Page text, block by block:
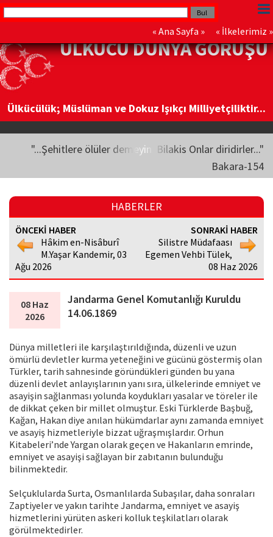
« Ana Sayfa » « İlkelerimiz »
ÜLKÜCÜ DÜNYA GÖRÜŞÜ
Ülkücülük; Müslüman ve Dokuz Işıkçı Milliyetçiliktir...
"...Şehitlere ölüler demeyin. Bilakis Onlar diridirler..."
Bakara-154
HABERLER
ÖNCEKİ HABER
Hâkim en-Nisâburî
M.Yaşar Kandemir, 03
Ağu 2026
SONRAKİ HABER
Silistre Müdafaası
Egemen Vehbi Tülek,
08 Haz 2026
08 Haz
2026
Jandarma Genel Komutanlığı Kuruldu
14.06.1869
Dünya milletleri ile karşılaştırıldığında, düzenli ve uzun
ömürlü devletler kurma yeteneğini ve gücünü göstermiş olan
Türkler, tarih sahnesinde göründükleri günden bu yana
düzenli devlet anlayışlarının yanı sıra, ülkelerinde emniyet ve
asayişin sağlanması yolunda koydukları yasalar ve töreler ile
de dikkat çeken bir millet olmuştur. Eski Türklerde Başbuğ,
Kağan, Hakan diye anılan hükümdarlar aynı zamanda emniyet
ve asayiş hizmetleriyle bizzat uğraşmışlardır. Orhun
Kitabeleri’nde Yargan olarak geçen ve Hakanların emrinde,
emniyet ve asayişi sağlayan bir zabıtanın bulunduğu
bilinmektedir.
Selçuklularda Surta, Osmanlılarda Subaşılar, daha sonraları
Zaptiyeler ve yakın tarihte Jandarma, emniyet ve asayiş
hizmetlerini yürüten askeri kolluk teşkilatları olarak
görülmektedirler.